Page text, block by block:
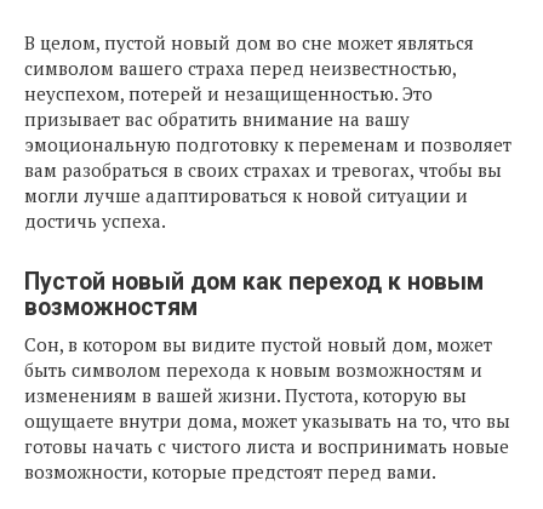
В целом, пустой новый дом во сне может являться
символом вашего страха перед неизвестностью,
неуспехом, потерей и незащищенностью. Это
призывает вас обратить внимание на вашу
эмоциональную подготовку к переменам и позволяет
вам разобраться в своих страхах и тревогах, чтобы вы
могли лучше адаптироваться к новой ситуации и
достичь успеха.
Пустой новый дом как переход к новым
возможностям
Сон, в котором вы видите пустой новый дом, может
быть символом перехода к новым возможностям и
изменениям в вашей жизни. Пустота, которую вы
ощущаете внутри дома, может указывать на то, что вы
готовы начать с чистого листа и воспринимать новые
возможности, которые предстоят перед вами.